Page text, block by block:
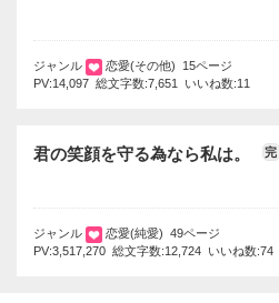
ジャンル
恋愛(その他) 15ページ
PV:14,097 総文字数:7,651 いいね数:11
君の笑顔を守る為なら私は。 完
ジャンル
恋愛(純愛) 49ページ
PV:3,517,270 総文字数:12,724 いいね数:74